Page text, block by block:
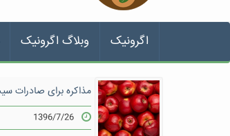
اگرونیک وبلاگ اگرونیک
مذاکره برای صادرات
1396/7/26